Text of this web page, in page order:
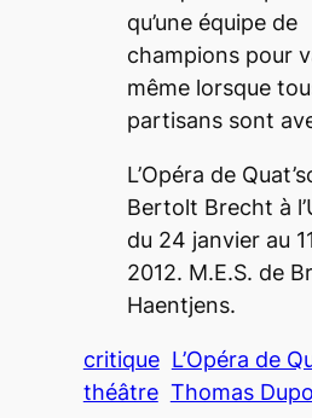
qu’une équipe de
champions pour
même lorsque
partisans sont
L’Opéra de
Bertolt Brecht à
du 24 janvier au
2012. M.E.S. de
Haentjens.
critique L’Opéra de
théâtre Thomas